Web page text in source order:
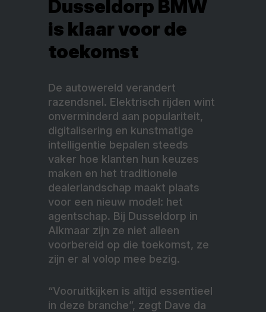
Dusseldorp BMW
is klaar voor de
toekomst
De autowereld verandert
razendsnel. Elektrisch rijden wint
onverminderd aan populariteit,
digitalisering en kunstmatige
intelligentie bepalen steeds
vaker hoe klanten hun keuzes
maken en het traditionele
dealerlandschap maakt plaats
voor een nieuw model: het
agentschap. Bij Dusseldorp in
Alkmaar zijn ze niet alleen
voorbereid op die toekomst, ze
zijn er al volop mee bezig.
“Vooruitkijken is altijd essentieel
in deze branche”, zegt Dave da